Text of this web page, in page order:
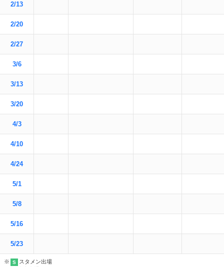
2/13
2/20
2/27
3/6
3/13
3/20
4/3
4/10
4/24
5/1
5/8
5/16
5/23
※ S
スタメン出場